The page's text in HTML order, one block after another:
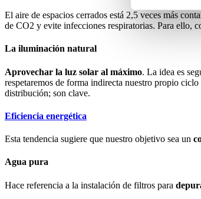
El aire de espacios cerrados está 2,5 veces más
de CO2 y evite infecciones respiratorias. Para ello,
La iluminación natural
Aprovechar la luz solar al máximo. La idea es
respetaremos de forma indirecta nuestro propio
distribución; son clave.
Eficiencia energética
Esta tendencia sugiere que nuestro objetivo sea un
Agua pura
Hace referencia a la instalación de filtros para